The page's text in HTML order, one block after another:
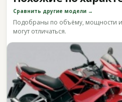
Сравнить другие модели →
Подобраны по объёму, мощности и
могут отличаться.